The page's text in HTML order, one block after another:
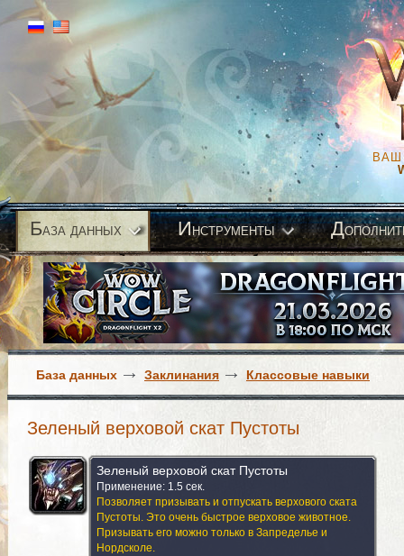
ВАШ
База данных Инструменты Д
База данных Заклинания Классовые навыки
Зеленый верховой скат Пустоты
Зеленый верховой скат Пустоты
Применение: 1.5 сек.
Позволяет призывать и отпускать верхового ската
Пустоты. Это очень быстрое верховое животное.
Призывать его можно только в Запределье и
Нордсколе.